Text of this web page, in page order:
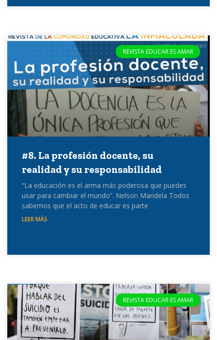
REVISTA EDUCAR ES AMAR
#8. La profesión docente, su
realidad y su responsabilidad
“La educación es el arma más poderosa que puedes
usar para cambiar el mundo”. Nelson Mandela Todos
sabemos que el acto de educar es parte
LEER MÁS
REVISTA EDUCAR ES AMAR